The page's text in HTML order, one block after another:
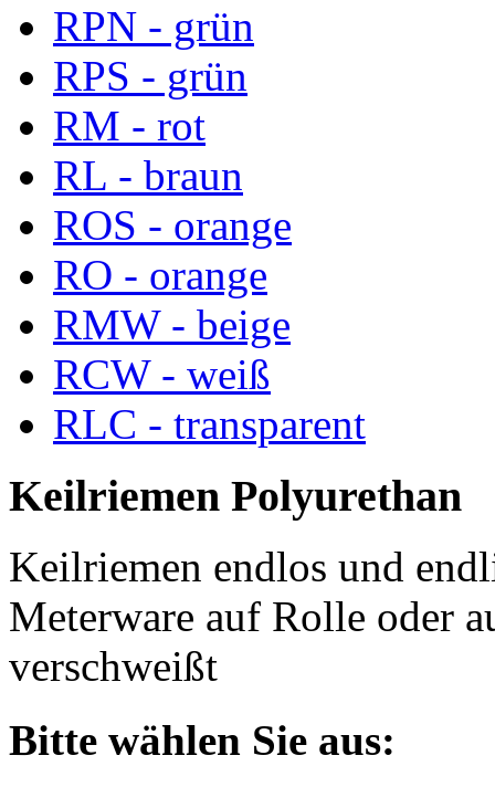
RPN - grün
RPS - grün
RM - rot
RL - braun
ROS - orange
RO - orange
RMW - beige
RCW - weiß
RLC - transparent
Keilriemen Polyurethan
Keilriemen endlos und
Meterware auf Rolle oder
verschweißt
Bitte wählen Sie aus: